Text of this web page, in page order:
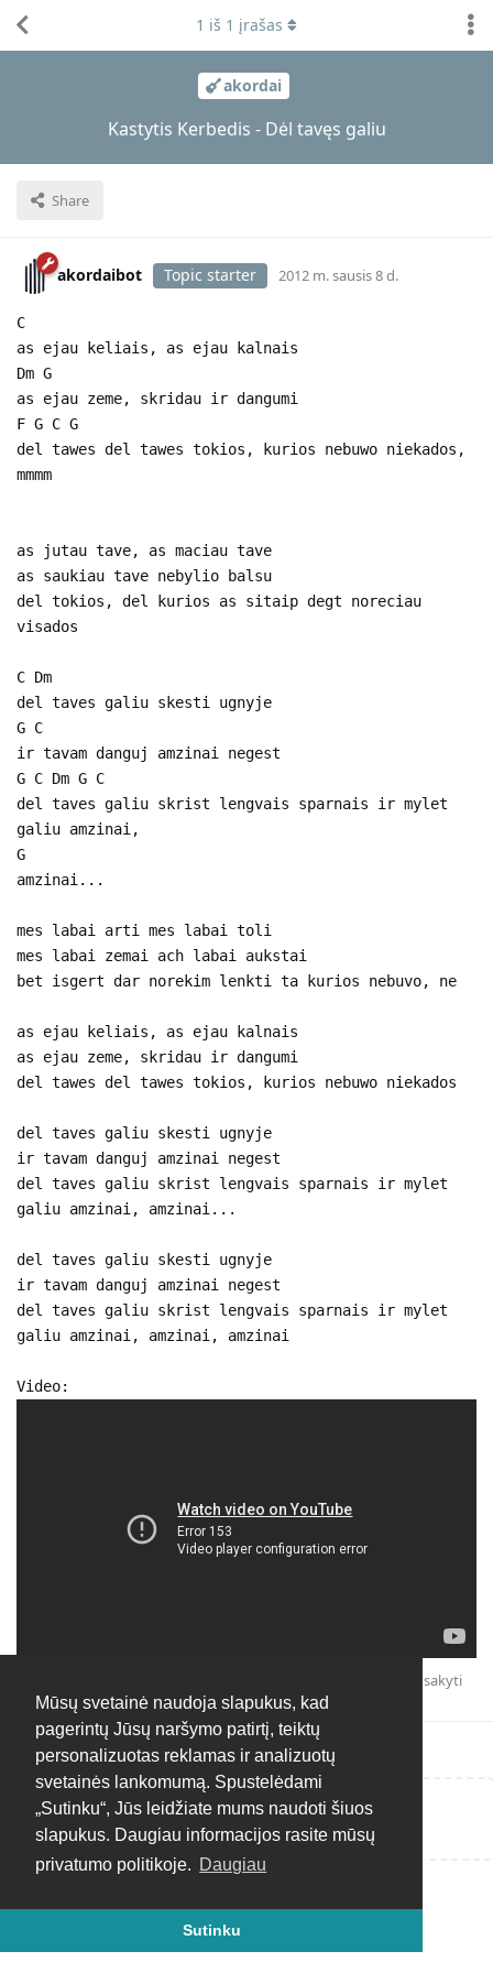
Mūsų svetainė naudoja slapukus, kad
pagerintų Jūsų naršymo patirtį, teiktų
personalizuotas reklamas ir analizuotų
svetainės lankomumą. Spustelėdami
„Sutinku“, Jūs leidžiate mums naudoti šiuos
slapukus. Daugiau informacijos rasite mūsų
privatumo politikoje. Daugiau
Sutinku
akordai
Kastytis Kerbedis - Dėl tavęs galiu
Share
1 iš 1 įrašas
akordaibot Topic starter 2012 m. sausis 8 d.
C
as ejau keliais, as ejau kalnais
Dm G
as ejau zeme, skridau ir dangumi
F G C G
del tawes del tawes tokios, kurios nebuwo niekados,
mmmm
as jutau tave, as maciau tave
as saukiau tave nebylio balsu
del tokios, del kurios as sitaip degt noreciau
visados
C Dm
del taves galiu skesti ugnyje
G C
ir tavam danguj amzinai negest
G C Dm G C
del taves galiu skrist lengvais sparnais ir mylet
galiu amzinai,
G
amzinai...
mes labai arti mes labai toli
mes labai zemai ach labai aukstai
bet isgert dar norekim lenkti ta kurios nebuvo, ne
as ejau keliais, as ejau kalnais
as ejau zeme, skridau ir dangumi
del tawes del tawes tokios, kurios nebuwo niekados
del taves galiu skesti ugnyje
ir tavam danguj amzinai negest
del taves galiu skrist lengvais sparnais ir mylet
galiu amzinai, amzinai...
del taves galiu skesti ugnyje
ir tavam danguj amzinai negest
del taves galiu skrist lengvais sparnais ir mylet
galiu amzinai, amzinai, amzinai
Video:
Atsakyti
Rašyti atsakymą...